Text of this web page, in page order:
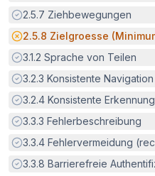
Erfüllt:
2.5.7 Ziehbewegungen
Potenzielle Barriere:
2.5.8 Zielgroesse
Erfüllt:
3.1.2 Sprache von Teilen
Erfüllt:
3.2.3 Konsistente Navigation
Erfüllt:
3.2.4 Konsistente Erkennung
Erfüllt:
3.3.3 Fehlerbeschreibung
Erfüllt:
3.3.4 Fehlervermeidung
Erfüllt:
3.3.8 Barrierefreie